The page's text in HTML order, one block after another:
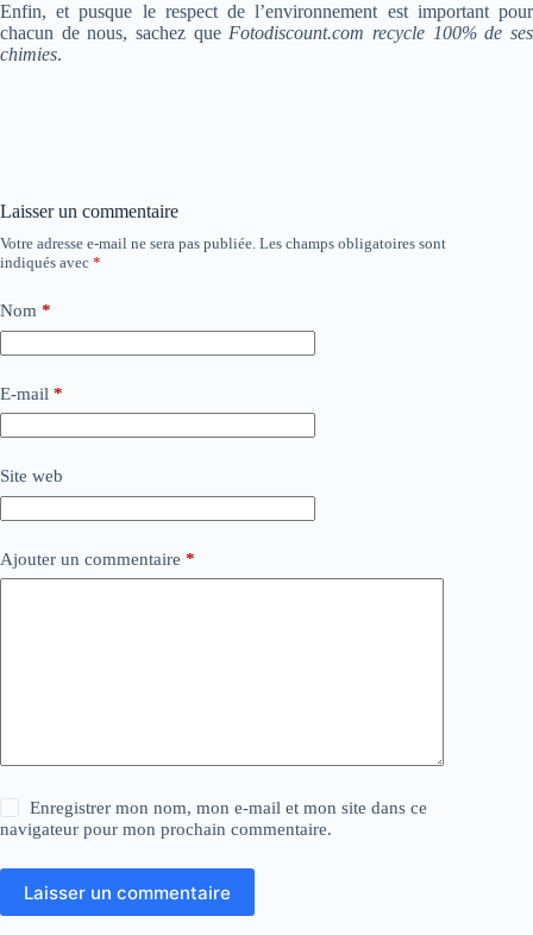
Enfin, et pusque le respect de l’environnement est important pour
chacun de nous, sachez que Fotodiscount.com recycle 100% de ses
chimies.
Laisser un commentaire
Votre adresse e-mail ne sera pas publiée. Les champs obligatoires sont
indiqués avec *
Nom *
E-mail *
Site web
Ajouter un commentaire *
Enregistrer mon nom, mon e-mail et mon site dans ce
navigateur pour mon prochain commentaire.
Laisser un commentaire